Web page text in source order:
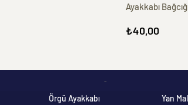
Ayakkabı
₺40,00
-
Örgü Ayakkabı Yan